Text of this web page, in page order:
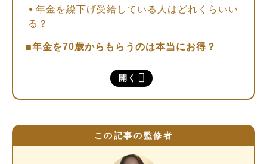
開く
年金を繰下げ受給している人はどれくらいい
る？
年金を70歳からもらうのは本当にお得？
【老齢厚生年金】損益分岐点をシミュレーシ
【老齢基礎年金】損益分岐点をシミュレーシ
70歳から年金をもらう場合のデメリット・注
この記事の監修者